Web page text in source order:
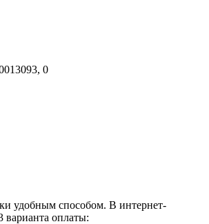
0
удобным способом. В интернет-
варианта оплаты: